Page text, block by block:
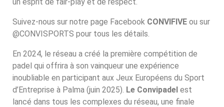
Suivez-nous sur notre page Facebook CONVIFIVE ou sur
@CONVISPORTS pour tous les détails.
En 2024, le réseau a créé la première compétition de
padel qui offrira à son vainqueur une expérience
inoubliable en participant aux Jeux Européens du Sport
d’Entreprise à Palma (juin 2025). Le Convipadel est
lancé dans tous les complexes du réseau, une finale